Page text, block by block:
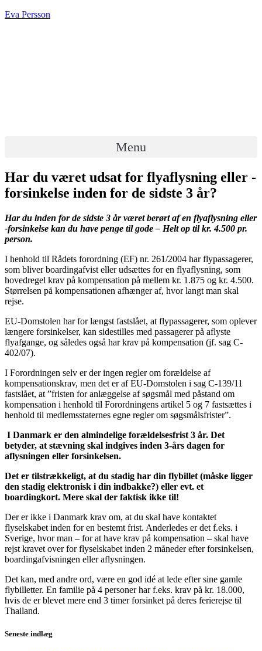
Eva Persson
Menu
Har du været udsat for flyaflysning eller -
forsinkelse inden for de sidste 3 år?
Har du inden for de sidste 3 år været berørt af en flyaflysning eller
-forsinkelse kan du have penge til gode – Helt op til kr. 4.500 pr.
person.
I henhold til Rådets forordning (EF) nr. 261/2004 har flypassagerer,
som bliver boardingafvist eller udsættes for en flyaflysning, som
hovedregel krav på kompensation på mellem kr. 1.875 og kr. 4.500.
Størrelsen på kompensationen afhænger af, hvor langt man skal
rejse.
EU-Domstolen har for længst fastslået, at flypassagerer, som oplever
længere forsinkelser, kan sidestilles med passagerer på aflyste
flyafgange, og således også har krav på kompensation (jf. sag C-
402/07).
I Forordningen selv er der ingen regler om forældelse af
kompensationskrav, men det er af EU-Domstolen i sag C-139/11
fastslået, at ”fristen for anlæggelse af søgsmål med påstand om
kompensation i henhold til Forordningens artikel 5 og 7 fastsættes i
henhold til medlemsstaternes egne regler om søgsmålsfrister”.
I Danmark er den almindelige forældelsesfrist 3 år. Det
betyder, at stævning skal indgives inden 3-års dagen for
aflysningen eller forsinkelsen.
Det er tilstrækkeligt, at du stadig har din flybillet (måske ligger
den stadig elektronisk i din indbakke?) eller evt. et
boardingkort. Mere skal der faktisk ikke til!
Der er ikke i Danmark krav om, at du skal have kontaktet
flyselskabet inden for en bestemt frist. Anderledes er det f.eks. i
Sverige, hvor man – for at have krav på kompensation – skal have
rejst kravet over for flyselskabet inden 2 måneder efter forsinkelsen,
boardingafvisningen eller aflysningen.
Det kan, med andre ord, være en god idé at lede efter sine gamle
flybilletter. En familie på 4 personer har f.eks. krav på kr. 18.000,
hvis de er blevet mere end 3 timer forsinket på deres ferierejse til
Thailand.
Seneste indlæg